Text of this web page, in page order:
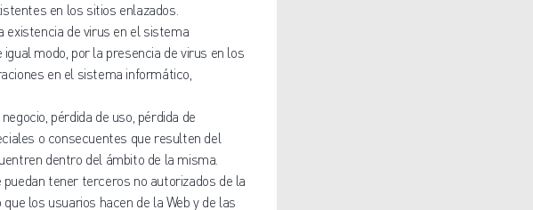
en los sitios enlazados.
existencia de virus en el sistema
modo, por la presencia de virus en los
en el sistema informático,
pérdida de uso, pérdida de
o consecuentes que resulten del
dentro del ámbito de la misma.
tener terceros no autorizados de la
los usuarios hacen de la Web y de las